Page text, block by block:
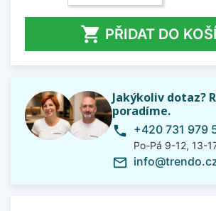
 PŘIDAT DO
Jakýkoliv dotaz?
poradíme.
phone +420 731 979
Po-Pá 9-12, 13-
mail_outline